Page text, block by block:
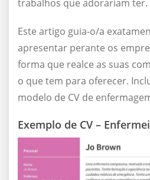
trabalhos que adorariam ter.
Este artigo guia-o/a
apresentar perante os
forma que realce as suas
o que tem para oferecer.
modelo de CV de
Exemplo de CV –